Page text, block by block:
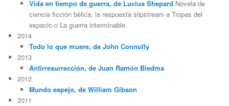
Vida en tiempo de guerra, de Lucius Shepard Novela de
ciencia ficción bélica, la respuesta slipstream a Tropas del
espacio o La guerra interminable.
2014
Todo lo que muere, de John Connolly
2013
Antirresurrección, de Juan Ramón Biedma
2012
Mundo espejo, de William Gibson
2011